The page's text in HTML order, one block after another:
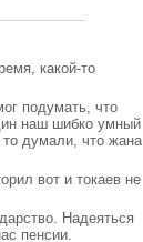
какой-то
подумать, что
наш шибко умный
думали, что жана
вот и токаев не
Надеяться
пенсии.